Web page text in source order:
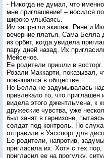
- Никогда не думал, что
мне приглашение! – носился
широко улыбаясь.
Им запрягли экипаж. Рене и
вечерние платья. Сама Белла
из орбит, когда увидела
пару дней назад. Их
Мейсенов.
Ее родители пришли в
Розали Маккарти, показывал,
повышался в обществе.
Но Белла не задумывалась
привлекало то, что
видела этого джентльмена, к
дружеские чувства, уже
был занят в гарнизоне,
солдат под контроль. По
отправили в Уэсспорт для
Ее родители, напротив,
пригласила их. Хотя с тех
пригласил ее на прогулку,